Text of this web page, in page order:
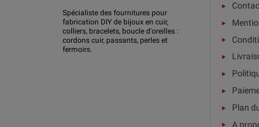
Spécialiste des fournitures pour
fabrication DIY de bijoux en cuir,
colliers, bracelets, boucle d'oreilles :
cordons cuir, passants, perles et
fermoirs.
Plan
A